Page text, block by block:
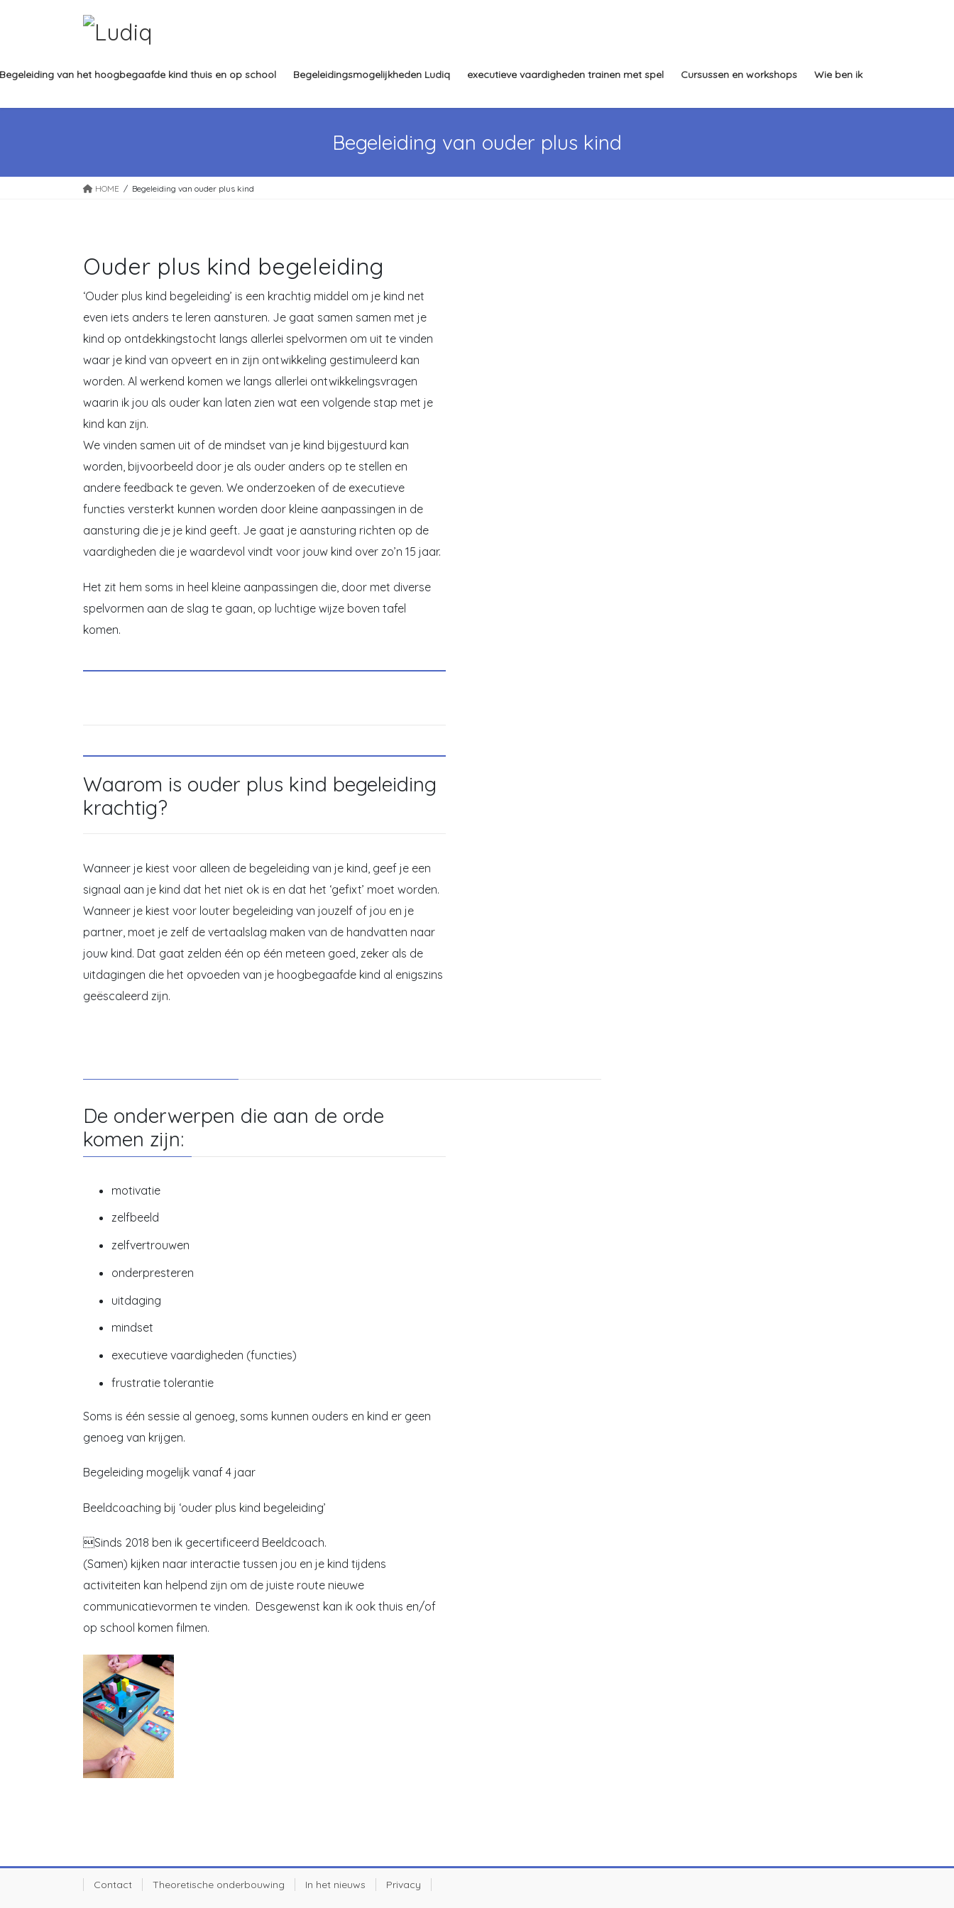
Begeleiding van het hoogbegaafde kind thuis en op school Begeleidingsmogelijkheden Ludiq executieve vaardigheden trainen met spel Cursussen en workshops Wie ben ik
Begeleiding van ouder plus kind
HOME Begeleiding van ouder plus kind
Ouder plus kind begeleiding
‘Ouder plus kind begeleiding’ is een krachtig middel om je kind net
even iets anders te leren aansturen. Je gaat samen samen met je
kind op ontdekkingstocht langs allerlei spelvormen om uit te vinden
waar je kind van opveert en in zijn ontwikkeling gestimuleerd kan
worden. Al werkend komen we langs allerlei ontwikkelingsvragen
waarin ik jou als ouder kan laten zien wat een volgende stap met je
kind kan zijn.
We vinden samen uit of de mindset van je kind bijgestuurd kan
worden, bijvoorbeeld door je als ouder anders op te stellen en
andere feedback te geven. We onderzoeken of de executieve
functies versterkt kunnen worden door kleine aanpassingen in de
aansturing die je je kind geeft. Je gaat je aansturing richten op de
vaardigheden die je waardevol vindt voor jouw kind over zo’n 15 jaar.
Het zit hem soms in heel kleine aanpassingen die, door met diverse
spelvormen aan de slag te gaan, op luchtige wijze boven tafel
komen.
Waarom is ouder plus kind begeleiding
krachtig?
Wanneer je kiest voor alleen de begeleiding van je kind, geef je een
signaal aan je kind dat het niet ok is en dat het ‘gefixt’ moet worden.
Wanneer je kiest voor louter begeleiding van jouzelf of jou en je
partner, moet je zelf de vertaalslag maken van de handvatten naar
jouw kind. Dat gaat zelden één op één meteen goed, zeker als de
uitdagingen die het opvoeden van je hoogbegaafde kind al enigszins
geëscaleerd zijn.
De onderwerpen die aan de orde
komen zijn:
motivatie
zelfbeeld
zelfvertrouwen
onderpresteren
uitdaging
mindset
executieve vaardigheden (functies)
frustratie tolerantie
Soms is één sessie al genoeg, soms kunnen ouders en kind er geen
genoeg van krijgen.
Begeleiding mogelijk vanaf 4 jaar
Beeldcoaching bij ‘ouder plus kind begeleiding’
Sinds 2018 ben ik gecertificeerd Beeldcoach.
(Samen) kijken naar interactie tussen jou en je kind tijdens
activiteiten kan helpend zijn om de juiste route nieuwe
communicatievormen te vinden. Desgewenst kan ik ook thuis en/of
op school komen filmen.
Contact Theoretische onderbouwing In het nieuws Privacy